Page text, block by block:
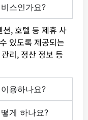
스인가요?
, 호텔 등 제휴 사
있도록 제공되는
리, 정산 정보 등
용하나요?
게 하나요?